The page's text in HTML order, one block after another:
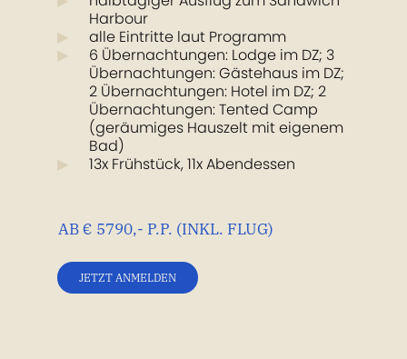
Harbour
alle Eintritte laut Programm
6 Übernachtungen: Lodge im DZ; 3
Übernachtungen: Gästehaus im DZ;
2 Übernachtungen: Hotel im DZ; 2
Übernachtungen: Tented Camp
(geräumiges Hauszelt mit eigenem
Bad)
13x Frühstück, 11x Abendessen
AB € 5790,- P.P. (INKL. FLUG)
JETZT ANMELDEN